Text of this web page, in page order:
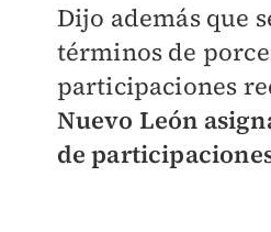
Dijo además que
términos de
participaciones
Nuevo León
de